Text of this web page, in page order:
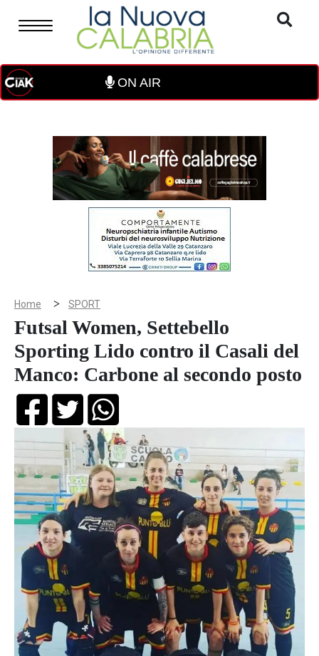
ON AIR
Home > SPORT
Futsal Women, Settebello
Sporting Lido contro il Casali del
Manco: Carbone al secondo posto